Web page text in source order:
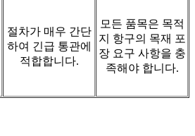
절차가 매우 간단
하여 긴급 통관에
적합합니다.
모든 품목은 목적
지 항구의 목재 포
장 요구 사항을 충
족해야 합니다.